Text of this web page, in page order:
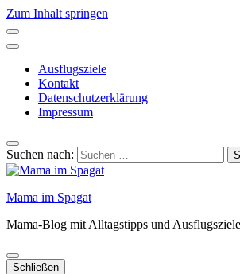
Zum Inhalt springen
Ausflugsziele
Kontakt
Datenschutzerklärung
Impressum
Suchen nach:
Mama im Spagat
Mama-Blog mit Alltagstipps und
Schließen